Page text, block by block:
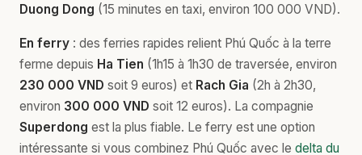
Duong Dong (15 minutes en taxi, environ 100 000 VND).
En ferry : des ferries rapides relient Phú Quốc à la terre
ferme depuis Ha Tien (1h15 à 1h30 de traversée, environ
230 000 VND soit 9 euros) et Rach Gia (2h à 2h30,
environ 300 000 VND soit 12 euros). La compagnie
Superdong est la plus fiable. Le ferry est une option
intéressante si vous combinez Phú Quốc avec le delta du